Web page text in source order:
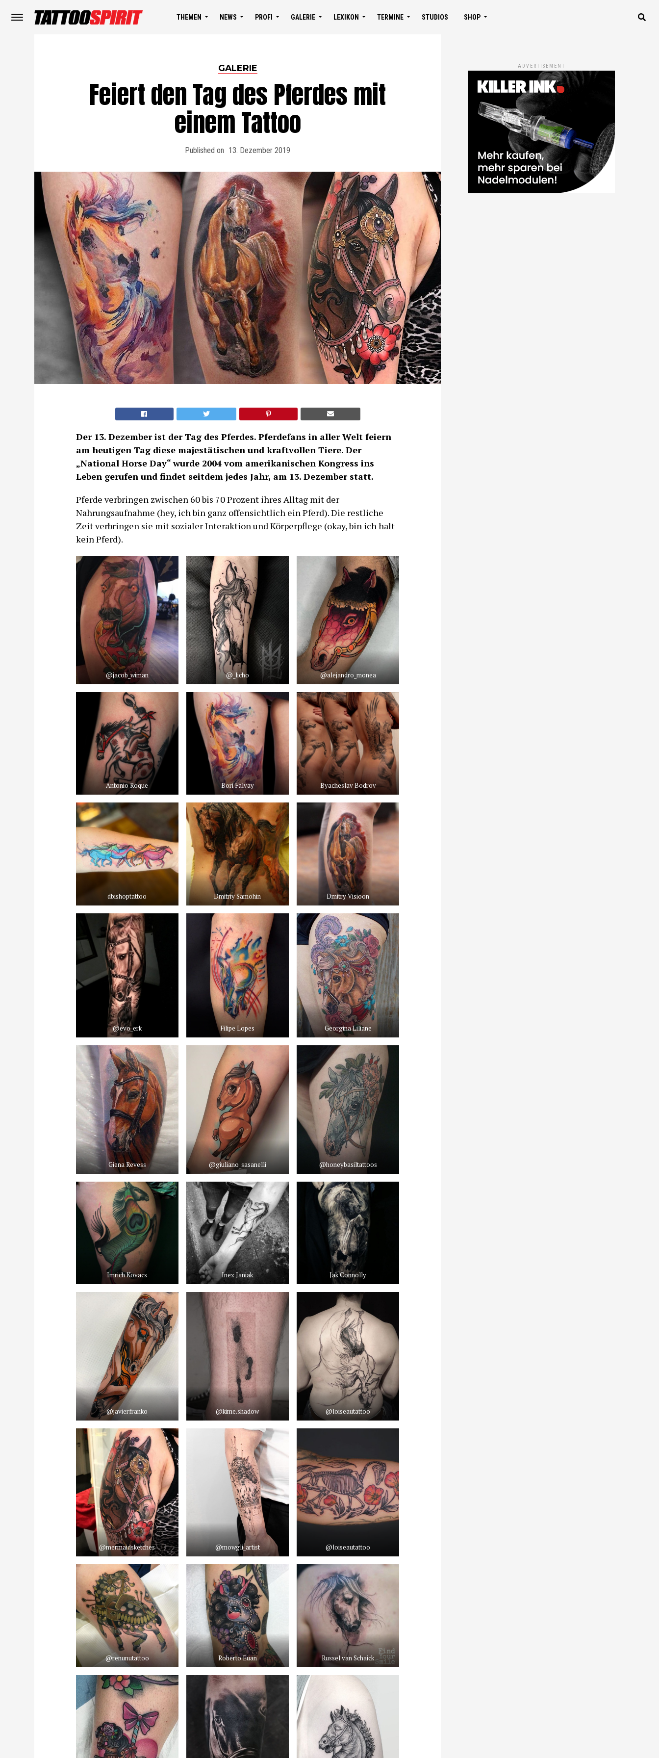
THEMEN NEWS PROFI GALERIE LEXIKON TERMINE STUDIOS SHOP
GALERIE
Feiert den Tag des Pferdes mit
einem Tattoo
Published on 13. Dezember 2019
Der 13. Dezember ist der Tag des Pferdes. Pferdefans in aller Welt feiern
am heutigen Tag diese majestätischen und kraftvollen Tiere. Der
„National Horse Day“ wurde 2004 vom amerikanischen Kongress ins
Leben gerufen und findet seitdem jedes Jahr, am 13. Dezember statt.
Pferde verbringen zwischen 60 bis 70 Prozent ihres Alltag mit der
Nahrungsaufnahme (hey, ich bin ganz offensichtlich ein Pferd). Die restliche
Zeit verbringen sie mit sozialer Interaktion und Körperpflege (okay, bin ich halt
kein Pferd).
@jacob_wiman @_licho @alejandro_monea
Antonio Roque Bori Falvay Byacheslav Bodrov
dbishoptattoo Dmitriy Samohin Dmitry Visioon
@evo_erk Filipe Lopes Georgina Liliane
Giena Revess @giuliano_sasanelli @honeybasiltattoos
Imrich Kovacs Inez Janiak Jak Connolly
@javierfranko @kime.shadow @loiseautattoo
@mermaidsketches @mowgli_artist @loiseautattoo
@renunutattoo Roberto Euan Russel van Schaick
ADVERTISEMENT